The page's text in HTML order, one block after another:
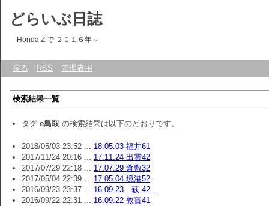
どらいぶ日誌
Honda Z で ２０１６年～
戻る RSS 管理者用
検索結果一覧
タグ e鳥取 の検索結果は以下のとおりです。
2018/05/03 23:52 ... 18.05.03 福井61
2017/11/24 20:16 ... 17.11.24 出雲42
2017/07/29 22:18 ... 17.07.29 倉敷32
2017/05/04 22:39 ... 17.05.04 境港52
2016/09/23 23:37 ... 16.09.23 萩 42
2016/09/22 22:31 ... 16.09.22 敦賀41